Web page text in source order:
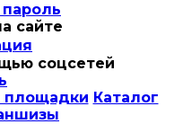
сайте
соцсетей
площадки Каталог